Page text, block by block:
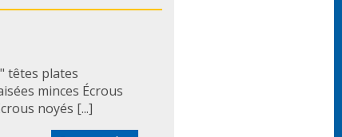
têtes plates
minces Écrous
noyés [...]